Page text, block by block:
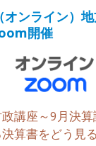
ンライン）
開催
講座～9月決
算書をどう見